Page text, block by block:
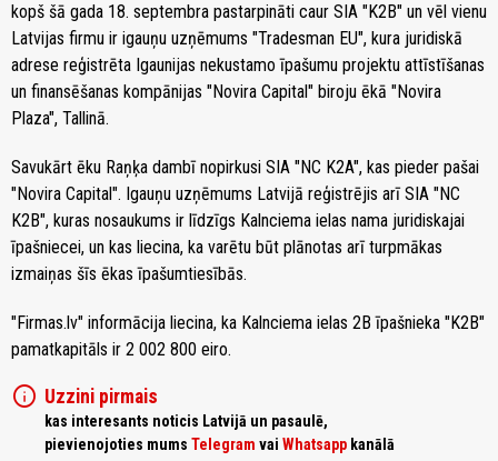
kopš šā gada 18. septembra pastarpināti caur SIA "K2B" un vēl vienu
Latvijas firmu ir igauņu uzņēmums "Tradesman EU", kura juridiskā
adrese reģistrēta Igaunijas nekustamo īpašumu projektu attīstīšanas
un finansēšanas kompānijas "Novira Capital" biroju ēkā "Novira
Plaza", Tallinā.
Savukārt ēku Raņķa dambī nopirkusi SIA "NC K2A", kas pieder pašai
"Novira Capital". Igauņu uzņēmums Latvijā reģistrējis arī SIA "NC
K2B", kuras nosaukums ir līdzīgs Kalnciema ielas nama juridiskajai
īpašniecei, un kas liecina, ka varētu būt plānotas arī turpmākas
izmaiņas šīs ēkas īpašumtiesībās.
"Firmas.lv" informācija liecina, ka Kalnciema ielas 2B īpašnieka "K2B"
pamatkapitāls ir 2 002 800 eiro.
info Uzzini pirmais
kas interesants noticis Latvijā un pasaulē,
pievienojoties mums Telegram vai Whatsapp kanālā